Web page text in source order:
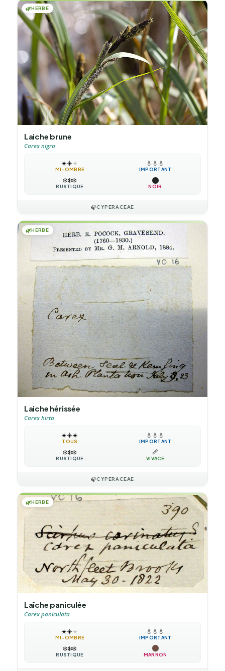
🌿HERBE
Laiche brune
Carex nigra
☀️☀️☀️
MI-OMBRE
💧 💧 💧
IMPORTANT
❄️❄️❄️
RUSTIQUE NOIR
🍃CYPERACEAE
🌿HERBE
Laiche hérissée
Carex hirta
☀️☀️☀️
TOUS
💧 💧 💧
IMPORTANT
❄️❄️❄️
RUSTIQUE
📏
VIVACE
🍃CYPERACEAE
🌿HERBE
Laîche paniculée
Carex paniculata
☀️☀️☀️
MI-OMBRE
💧 💧 💧
IMPORTANT
❄️❄️❄️
RUSTIQUE MARRON